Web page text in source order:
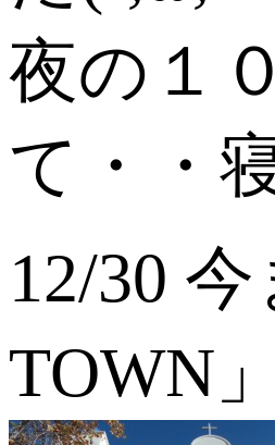
夜の１
て・・
12/30
TOWN